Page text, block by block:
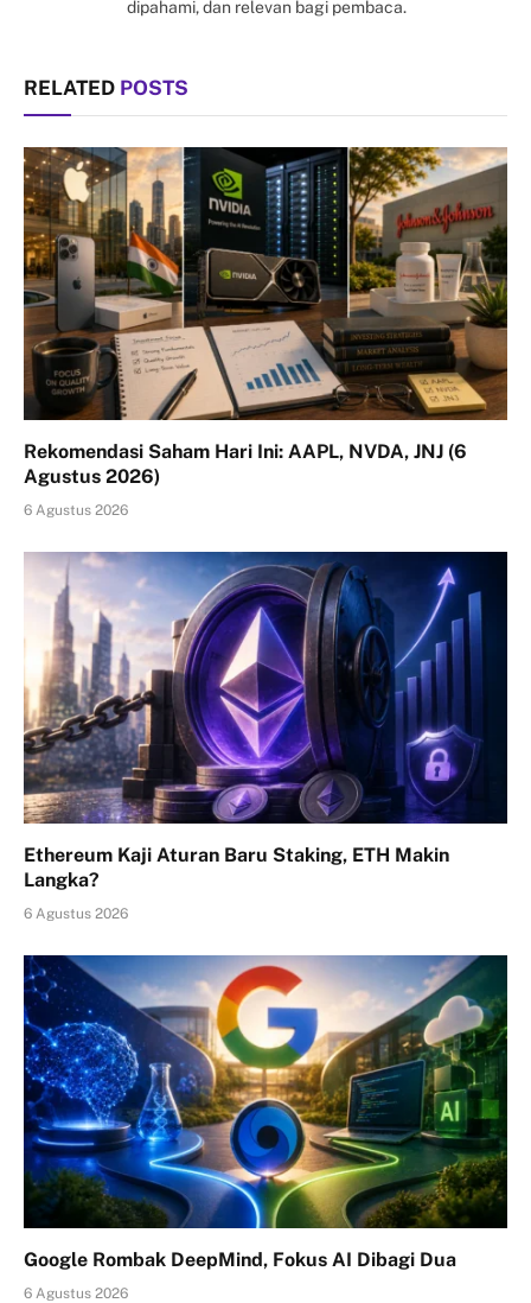
dipahami, dan relevan bagi pembaca.
RELATED POSTS
Rekomendasi Saham Hari Ini: AAPL, NVDA, JNJ (6
Agustus 2026)
6 Agustus 2026
Ethereum Kaji Aturan Baru Staking, ETH Makin
Langka?
6 Agustus 2026
Google Rombak DeepMind, Fokus AI Dibagi Dua
6 Agustus 2026